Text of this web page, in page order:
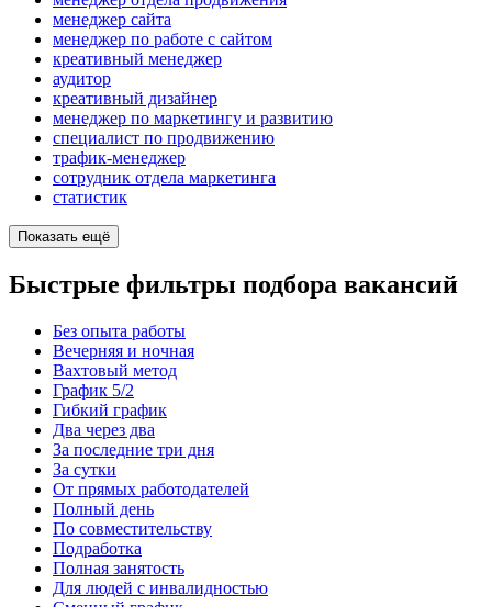
менеджер сайта
менеджер по работе с сайтом
креативный менеджер
аудитор
креативный дизайнер
менеджер по маркетингу и развитию
специалист по продвижению
трафик-менеджер
сотрудник отдела маркетинга
статистик
Показать ещё
Быстрые фильтры подбора вакансий
Без опыта работы
Вечерняя и ночная
Вахтовый метод
График 5/2
Гибкий график
Два через два
За последние три дня
За сутки
От прямых работодателей
Полный день
По совместительству
Подработка
Полная занятость
Для людей с инвалидностью